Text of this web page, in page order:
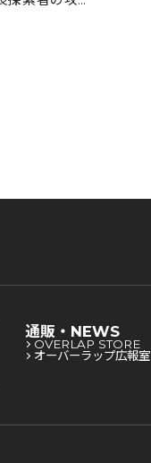
通販・NEWS
OVERLAP STORE
オーバーラップ広報室